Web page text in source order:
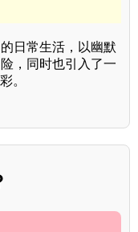
日常生活，以幽默
，同时也引入了一
。